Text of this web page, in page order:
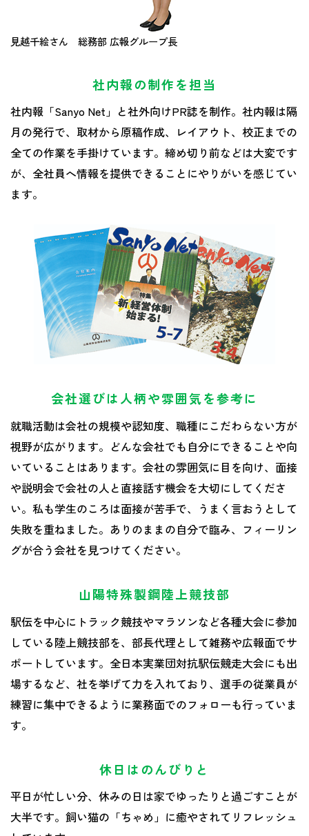
見越千絵さん 総務部 広報グループ長
社内報の制作を担当
社内報「Sanyo Net」と社外向けPR誌を制作。社内報は隔
月の発行で、取材から原稿作成、レイアウト、校正までの
全ての作業を手掛けています。締め切り前などは大変です
が、全社員へ情報を提供できることにやりがいを感じてい
ます。
会社選びは人柄や雰囲気を参考に
就職活動は会社の規模や認知度、職種にこだわらない方が
視野が広がります。どんな会社でも自分にできることや向
いていることはあります。会社の雰囲気に目を向け、面接
や説明会で会社の人と直接話す機会を大切にしてくださ
い。私も学生のころは面接が苦手で、うまく言おうとして
失敗を重ねました。ありのままの自分で臨み、フィーリン
グが合う会社を見つけてください。
山陽特殊製鋼陸上競技部
駅伝を中心にトラック競技やマラソンなど各種大会に参加
している陸上競技部を、部長代理として雑務や広報面でサ
ポートしています。全日本実業団対抗駅伝競走大会にも出
場するなど、社を挙げて力を入れており、選手の従業員が
練習に集中できるように業務面でのフォローも行っていま
す。
休日はのんびりと
平日が忙しい分、休みの日は家でゆったりと過ごすことが
大半です。飼い猫の「ちゃめ」に癒やされてリフレッシュ